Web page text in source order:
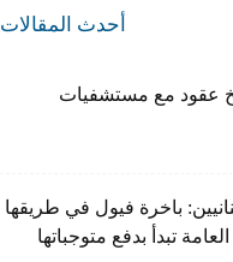
أحدث المقالات
عقود مع مستشفيات
باخرة فيول في طريقها
تبدأ بدفع متوجباتها